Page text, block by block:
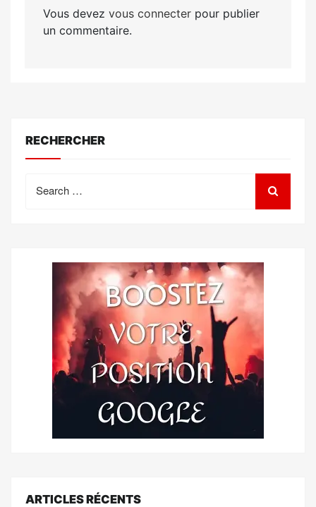
Vous devez vous connecterpour publier
un commentaire.
RECHERCHER
for:
ARTICLES RÉCENTS